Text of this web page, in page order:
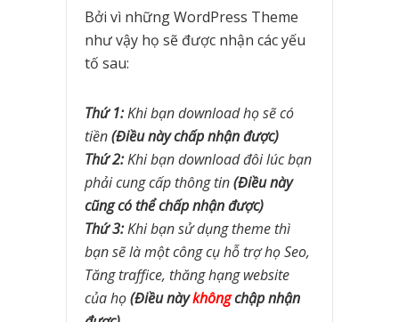
Bởi vì những WordPress Theme
như vậy họ sẽ được nhận các yếu
tố sau:
Thứ 1:Khi bạn download họ sẽ có
tiền(Điều này chấp nhận được)
Thứ 2:Khi bạn download đôi lúc bạn
phải cung cấp thông tin(Điều này
cũng có thể chấp nhận được)
Thứ 3:Khi bạn sử dụng theme thì
bạn sẽ là một công cụ hỗ trợ họ Seo,
Tăng traffice, thăng hạng website
của họ(Điều nàykhôngchập nhận